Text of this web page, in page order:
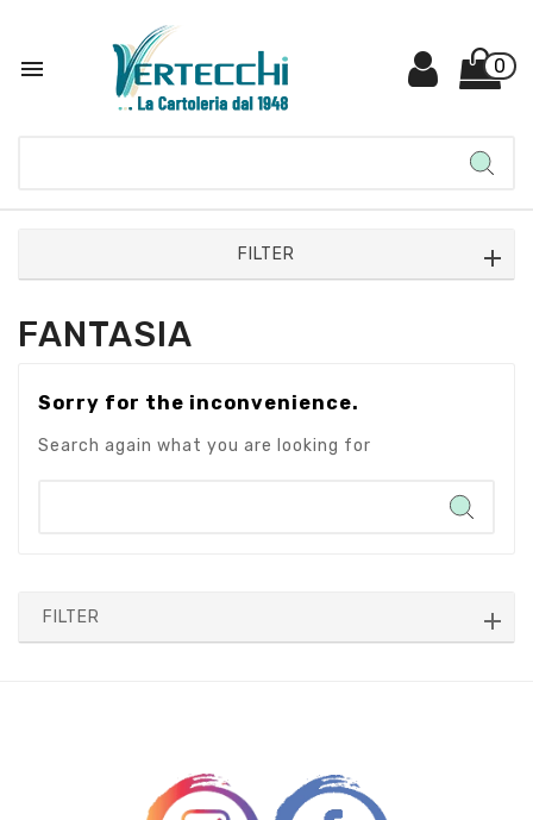
 0
FILTER
FANTASIA
Sorry for the inconvenience.
Search again what you are looking for
FILTER